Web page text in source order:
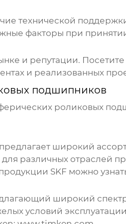
технической
факторы при
и репутации.
и реализованных
подшипников
роликовых
широкий
для различных отраслей
SKF можно
широкий
условий